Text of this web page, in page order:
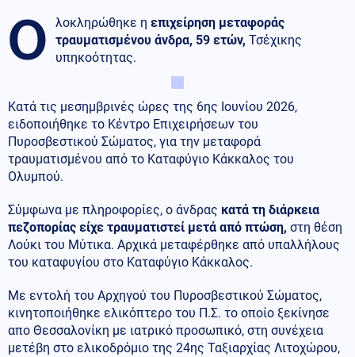
Ο λοκληρώθηκε η επιχείρηση μεταφοράς
τραυματισμένου άνδρα, 59 ετών, Τσέχικης
υπηκοότητας.
Κατά τις μεσημβρινές ώρες της 6ης Ιουνίου 2026,
ειδοποιήθηκε το Κέντρο Επιχειρήσεων του
Πυροσβεστικού Σώματος, για την μεταφορά
τραυματισμένου από το Καταφύγιο Κάκκαλος του
Ολυμπού.
Σύμφωνα με πληροφορίες, ο άνδρας κατά τη διάρκεια
πεζοπορίας είχε τραυματιστεί μετά από πτώση, στη θέση
Λούκι του Μύτικα. Αρχικά μεταφέρθηκε από υπαλλήλους
του καταφυγίου στο Καταφύγιο Κάκκαλος.
Με εντολή του Αρχηγού του Πυροσβεστικού Σώματος,
κινητοποιήθηκε ελικόπτερο του Π.Σ. το οποίο ξεκίνησε
απο Θεσσαλονίκη με ιατρικό προσωπικό, στη συνέχεια
μετέβη στο ελικοδρόμιο της 24ης Ταξιαρχίας Λιτοχώρου,